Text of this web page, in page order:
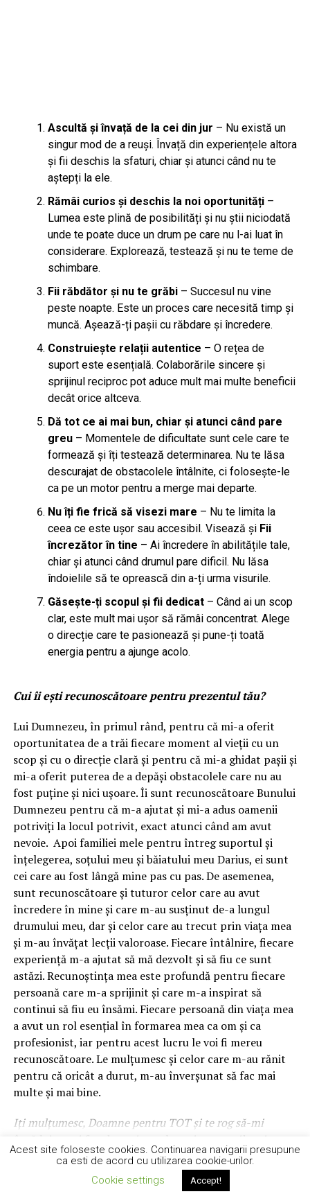
Ascultă și învață de la cei din jur – Nu există un
singur mod de a reuși. Învață din experiențele altora
și fii deschis la sfaturi, chiar și atunci când nu te
aștepți la ele.
Rămâi curios și deschis la noi oportunități–
Lumea este plină de posibilități și nu știi niciodată
unde te poate duce un drum pe care nu l-ai luat în
considerare. Explorează, testează și nu te teme de
schimbare.
Fii răbdător și nu te grăbi– Succesul nu vine
peste noapte. Este un proces care necesită timp și
muncă. Așează-ți pașii cu răbdare și încredere.
Construiește relații autentice – O rețea de
suport este esențială. Colaborările sincere și
sprijinul reciproc pot aduce mult mai multe beneficii
decât orice altceva.
Dă tot ce ai mai bun, chiar și atunci când pare
greu– Momentele de dificultate sunt cele care te
formează și îți testează determinarea. Nu te lăsa
descurajat de obstacolele întâlnite, ci folosește-le
ca pe un motor pentru a merge mai departe.
Nu îți fie frică să visezi mare – Nu te limita la
ceea ce este ușor sau accesibil. Visează și Fii
încrezător în tine – Ai încredere în abilitățile tale,
chiar și atunci când drumul pare dificil. Nu lăsa
îndoielile să te oprească din a-ți urma visurile.
Găsește-ți scopul și fii dedicat– Când ai un scop
clar, este mult mai ușor să rămâi concentrat. Alege
o direcție care te pasionează și pune-ți toată
energia pentru a ajunge acolo.
Cui îi ești recunoscătoare pentru prezentul tău?
Lui Dumnezeu, în primul rând, pentru că mi-a oferit
oportunitatea de a trăi fiecare moment al vieții cu un
scop și cu o direcție clară și pentru că mi-a ghidat pașii și
mi-a oferit puterea de a depăși obstacolele care nu au
fost puține și nici ușoare. Îi sunt recunoscătoare Bunului
Dumnezeu pentru că m-a ajutat și mi-a adus oamenii
potriviți la locul potrivit, exact atunci când am avut
nevoie. Apoi familiei mele pentru întreg suportul și
înțelegerea, soțului meu și băiatului meu Darius, ei sunt
cei care au fost lângă mine pas cu pas. De asemenea,
sunt recunoscătoare și tuturor celor care au avut
încredere în mine și care m-au susținut de-a lungul
drumului meu, dar și celor care au trecut prin viața mea
și m-au învățat lecții valoroase. Fiecare întâlnire, fiecare
experiență m-a ajutat să mă dezvolt și să fiu ce sunt
astăzi. Recunoștința mea este profundă pentru fiecare
persoană care m-a sprijinit și care m-a inspirat să
continui să fiu eu însămi. Fiecare persoană din viața mea
a avut un rol esențial în formarea mea ca om și ca
profesionist, iar pentru acest lucru le voi fi mereu
recunoscătoare. Le mulțumesc și celor care m-au rănit
pentru că oricât a durut, m-au înverșunat să fac mai
multe și mai bine.
Iți mulțumesc, Doamne pentru TOT și te rog să-mi
îngădui a mai face lucruri spre bucuria oamenilor și a
sufletului meu! AMIN!!!
CONTINUE READING
Acest site foloseste cookies. Continuarea navigarii presupune
ca esti de acord cu utilizarea cookie-urilor.
Cookie settings
Accept!